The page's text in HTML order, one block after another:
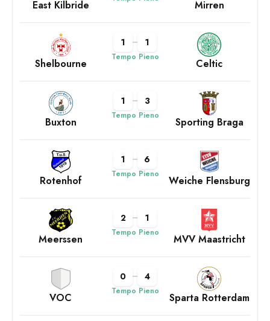
East Kilbride Mirren
Shelbourne
1 1
Tempo Pieno Celtic
Buxton
1 3
Tempo Pieno Sporting Braga
Rotenhof
1 6
Tempo Pieno Weiche Flensburg
Meerssen
2 1
Tempo Pieno MVV Maastricht
VOC
0 4
Tempo Pieno Sparta Rotterdam